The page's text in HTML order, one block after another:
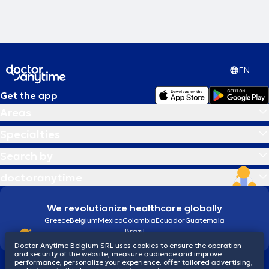
EN
Get the app
We revolutionize healthcare globally
GreeceBelgiumMexicoColombiaEcuadorGuatemala
Brazil
Doctor Anytime Belgium SRL uses cookies to ensure the operation
and security of the website, measure audience and improve
performance, personalize your experience, offer tailored advertising,